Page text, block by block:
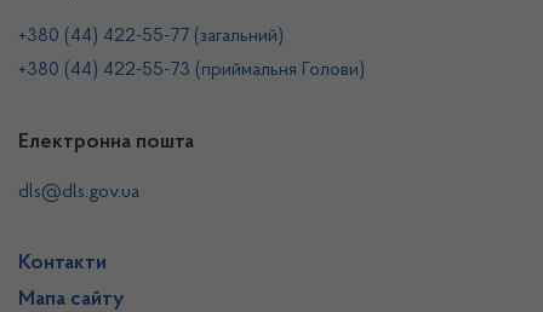
+380 (44) 422-55-77 (загальний)
+380 (44) 422-55-73 (приймальня Голови)
Електронна пошта
dls@dls.gov.ua
Контакти
Мапа сайту